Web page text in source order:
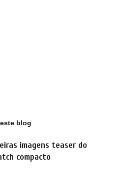
blog
imagens teaser do
compacto